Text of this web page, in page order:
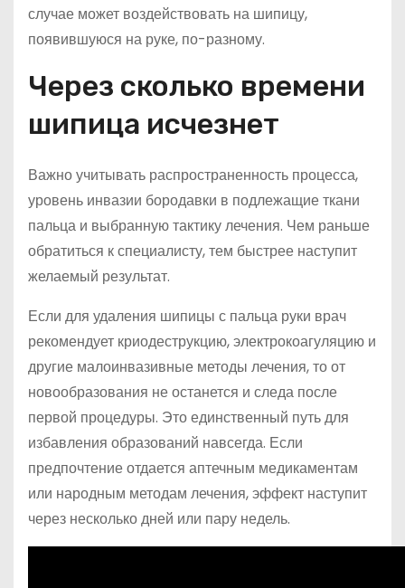
случае может воздействовать на шипицу,
появившуюся на руке, по-разному.
Через сколько времени
шипица исчезнет
Важно учитывать распространенность процесса,
уровень инвазии бородавки в подлежащие ткани
пальца и выбранную тактику лечения. Чем раньше
обратиться к специалисту, тем быстрее наступит
желаемый результат.
Если для удаления шипицы с пальца руки врач
рекомендует криодеструкцию, электрокоагуляцию и
другие малоинвазивные методы лечения, то от
новообразования не останется и следа после
первой процедуры. Это единственный путь для
избавления образований навсегда. Если
предпочтение отдается аптечным медикаментам
или народным методам лечения, эффект наступит
через несколько дней или пару недель.